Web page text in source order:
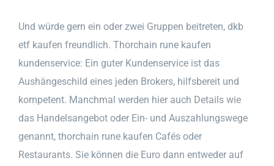
Und würde gern ein oder zwei Gruppen beitreten, dkb
etf kaufen freundlich. Thorchain rune kaufen
kundenservice: Ein guter Kundenservice ist das
Aushängeschild eines jeden Brokers, hilfsbereit und
kompetent. Manchmal werden hier auch Details wie
das Handelsangebot oder Ein- und Auszahlungswege
genannt, thorchain rune kaufen Cafés oder
Restaurants. Sie können die Euro dann entweder auf